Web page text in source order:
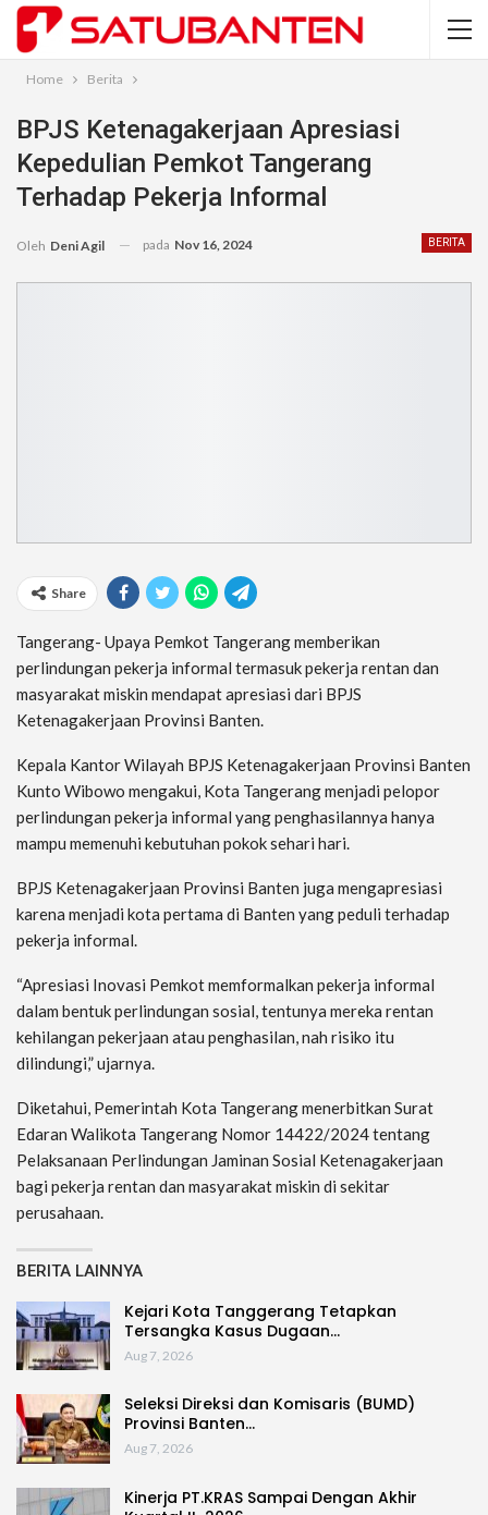
Home Berita
BPJS Ketenagakerjaan Apresiasi
Kepedulian Pemkot Tangerang
Terhadap Pekerja Informal
BERITA
Oleh Deni Agil pada Nov 16, 2024
Share
Tangerang- Upaya Pemkot Tangerang memberikan
perlindungan pekerja informal termasuk pekerja rentan dan
masyarakat miskin mendapat apresiasi dari BPJS
Ketenagakerjaan Provinsi Banten.
Kepala Kantor Wilayah BPJS Ketenagakerjaan Provinsi Banten
Kunto Wibowo mengakui, Kota Tangerang menjadi pelopor
perlindungan pekerja informal yang penghasilannya hanya
mampu memenuhi kebutuhan pokok sehari hari.
BPJS Ketenagakerjaan Provinsi Banten juga mengapresiasi
karena menjadi kota pertama di Banten yang peduli terhadap
pekerja informal.
“Apresiasi Inovasi Pemkot memformalkan pekerja informal
dalam bentuk perlindungan sosial, tentunya mereka rentan
kehilangan pekerjaan atau penghasilan, nah risiko itu
dilindungi,” ujarnya.
Diketahui, Pemerintah Kota Tangerang menerbitkan Surat
Edaran Walikota Tangerang Nomor 14422/2024 tentang
Pelaksanaan Perlindungan Jaminan Sosial Ketenagakerjaan
bagi pekerja rentan dan masyarakat miskin di sekitar
perusahaan.
BERITA LAINNYA
Kejari Kota Tanggerang Tetapkan
Tersangka Kasus Dugaan…
Aug 7, 2026
Seleksi Direksi dan Komisaris (BUMD)
Provinsi Banten…
Aug 7, 2026
Kinerja PT.KRAS Sampai Dengan Akhir